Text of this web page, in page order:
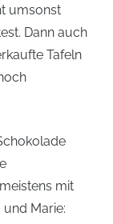
umsonst
Dann auch
Tafeln
mit
Marie: